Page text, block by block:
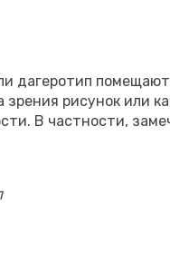
да­ге­ро­тип
зре­ния ри­су­нок или
В част­но­сти,